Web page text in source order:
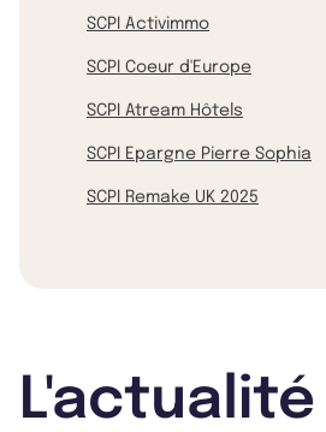
SCPI Activimmo
SCPI Coeur d'Europe
SCPI Atream Hôtels
SCPI Epargne Pierre Sophia
SCPI Remake UK 2025
L'actualité